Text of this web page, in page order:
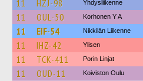
11 HZJ-98 Yhdysliikenne
11 OUL-50 Korhonen Y A
11 EIF-54 Nikkilän Liikenne
11 IHZ-42 Ylisen
11 TCK-411 Porin Linjat
11 OUD-11 Koiviston Oulu